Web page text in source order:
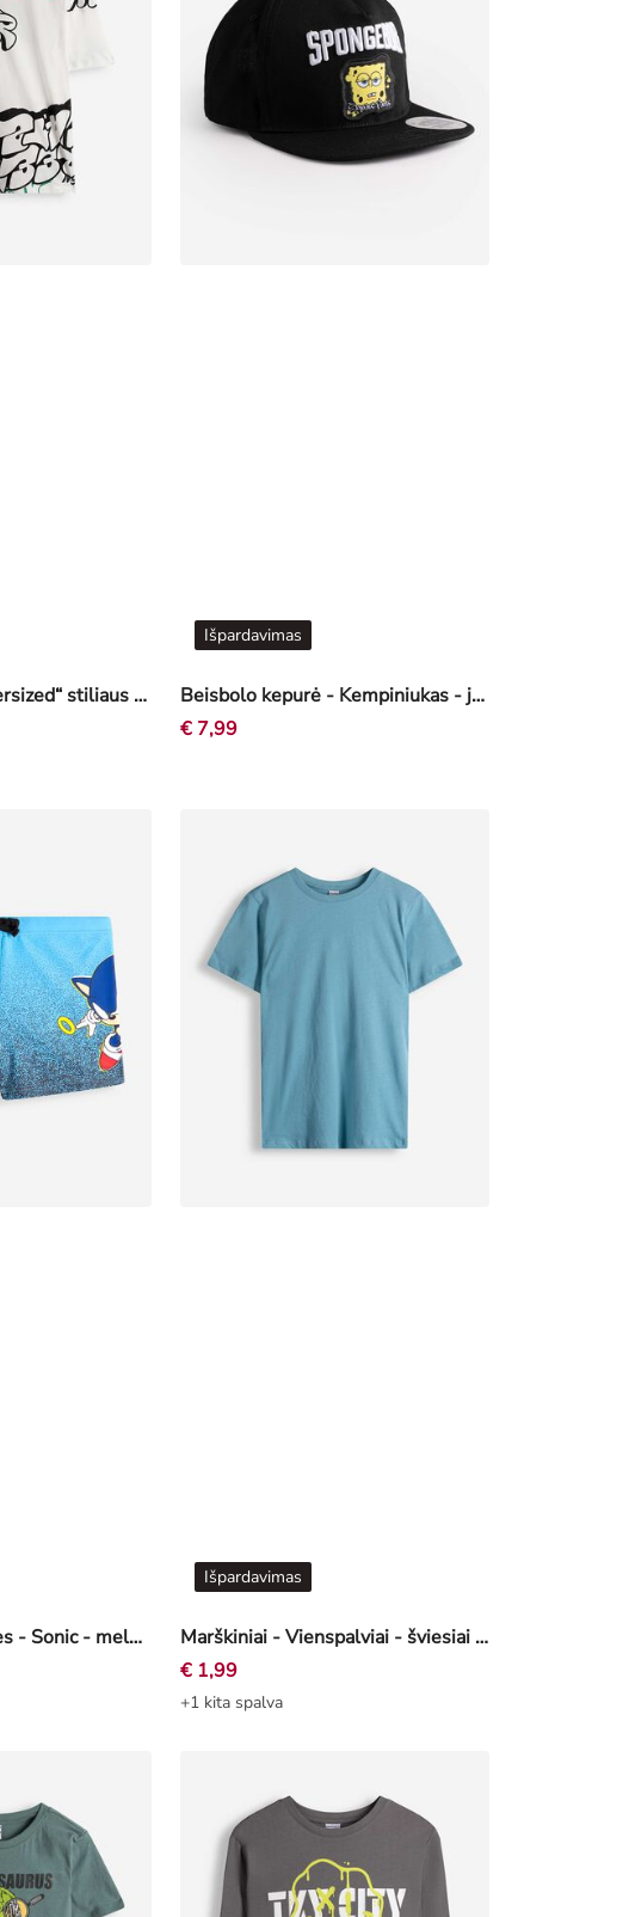
Marškinėliai - „Oversized“ stiliaus - švelni balta Beisbolo kepurė - Kempiniukas - juoda
Išpardavimas
€ 7,99
Maudymosi glaudės - Sonic - melynas Marškiniai - Vienspalviai - šviesiai mėlyna
Išpardavimas
€ 1,99
+1 kita spalva